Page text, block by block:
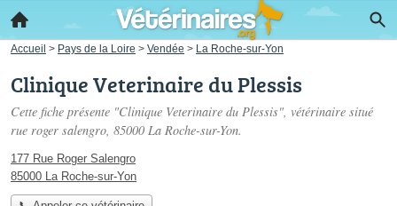
Accueil > Pays de la Loire > Vendée > La Roche-sur-Yon
Clinique Veterinaire du Plessis
Cette fiche présente "Clinique Veterinaire du Plessis", vétérinaire situé
rue roger salengro, 85000 La Roche-sur-Yon.
177 Rue Roger Salengro
85000 La Roche-sur-Yon